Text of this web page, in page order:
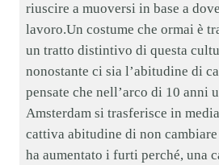
riuscire a muoversi in base a
lavoro.Un costume che ormai è
un tratto distintivo di questa
nonostante ci sia l’abitudine di
pensate che nell’arco di 10 anni
Amsterdam si trasferisce in
cattiva abitudine di non
ha aumentato i furti perché, una